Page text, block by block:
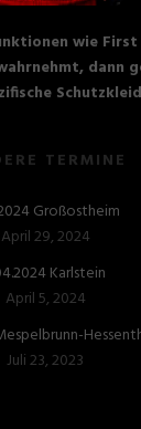
wie
dann
TERMINE
Großostheim
April 29, 2024
Karlstein
April 5, 2024
Juli 23, 2023